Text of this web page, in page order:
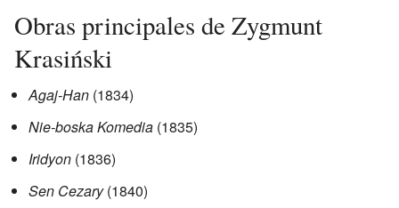
Obras principales de Zygmunt
Krasiński
Agaj-Han (1834)
Nie-boska Komedia (1835)
Iridyon (1836)
Sen Cezary(1840)